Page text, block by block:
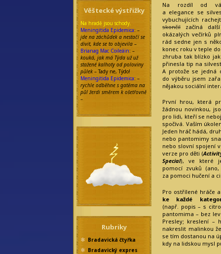
Věštecké výstřižky
Na hradě jsou schody.
Meningitida Epidemica: –
jde na záchůdek a nestačí se
divit, kde se to objevila –
Brianag Mac Coileáin: –
kouká, jak má Týda už už
stažené kalhoty od poloviny
půlek – Tady ne, Týdo!
Meningitida Epidemica: –
rychle odběhne s gatěma na
půl žerdi směrem k ošetřovně
–
Rubriky
Bradavická čtyřka
Bradavický expres
Na rozdíl od
a elegance se
vybuchujících
skončil začíná
okázalých večírků
rád sedne jen s
konec roku v teple
zhruba tak blízko
přinesla tip na
A protože se jedná
do výběru jsem
nějakou sociální
První hrou, která
žádnou novinkou,
pro lidi, kteří se
spočívá. Vaším
Jeden hráč hádá,
nebo pantomimy
nebo slovní spojení
verze pro děti (
Special), ve které
pomocí zvuků
za pomoci hučení a
Pro ostřílené hráče
ke každé
(např. popis – s
pantomima – bez
Presley; kreslení –
nakreslit malinkou
se tím dostanou na
kdy na lidskou mysl